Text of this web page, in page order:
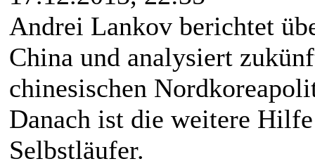
Andrei Lankov berichtet
China und analysiert
chinesischen
Danach ist die weitere
Selbstläufer.